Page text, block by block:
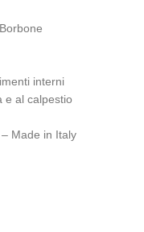
interni
e al calpestio
Made in Italy